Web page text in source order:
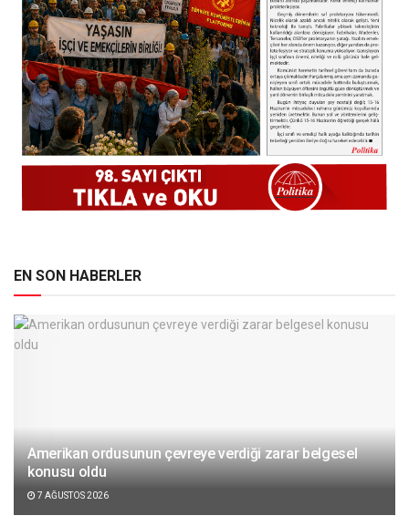
EN SON HABERLER
Amerikan ordusunun çevreye verdiği zarar belgesel
konusu oldu
7 AĞUSTOS 2026